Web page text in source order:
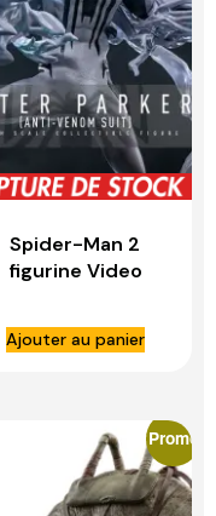
Spider-Man 2
figurine Video
1/6 Peter Parker
(Anti-Venom Suit)
Ajouter au panier
Promo